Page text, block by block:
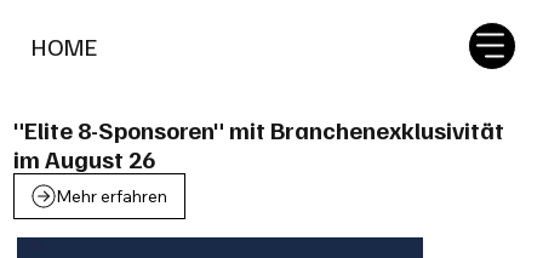
HOME
"Elite 8-Sponsoren" mit Branchenexklusivität
im August 26
Mehr erfahren